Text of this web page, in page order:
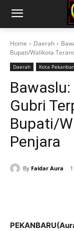
Home Daerah
Bupati/Walikota
Daerah Kota
Gubri
Bupati/
Penjara
By Faidar Aura